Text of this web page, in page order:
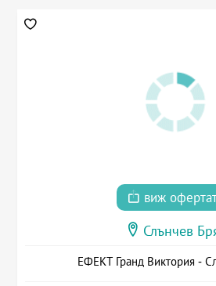
виж
Слънчев
ЕФЕКТ Гранд Виктория -